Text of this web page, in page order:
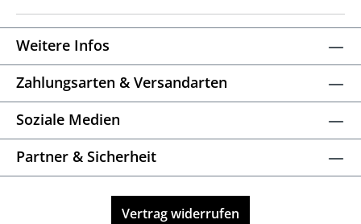
Weitere Infos
Zahlungsarten & Versandarten
Soziale Medien
Partner & Sicherheit
Vertrag widerrufen